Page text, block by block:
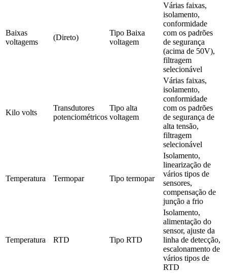
Baixas
voltagems
(Direto)
Tipo Baixa
voltagem
Várias faixas,
isolamento,
conformidade
com os padrões
de segurança
(acima de 50V),
filtragem
selecionável
Kilo volts
Transdutores
potenciométricos
Tipo alta
voltagem
Várias faixas,
isolamento,
conformidade
com os padrões
de segurança de
alta tensão,
filtragem
selecionável
Temperatura Termopar Tipo termopar
Isolamento,
linearização de
vários tipos de
sensores,
compensação de
junção a frio
Temperatura RTD Tipo RTD
Isolamento,
alimentação do
sensor, ajuste da
linha de detecção,
escalonamento de
vários tipos de
RTD